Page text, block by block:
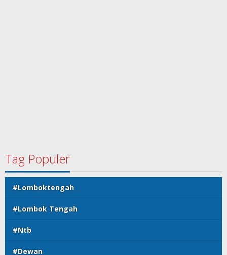
Tag Populer
#Lomboktengah
#Lombok Tengah
#Ntb
#Dewan